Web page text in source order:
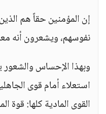
إن المؤمنين حقاً هم
نفوسهم، ويشعرون أنه
وبهذا الإحساس والشعور
استعلاء أمام قوى
القوى المادية كلها: قوة